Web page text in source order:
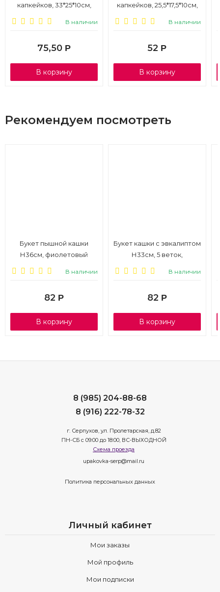
капкейков, 33*25*10см,
В наличии
75,50 Р
В корзину
капкейков, 25,5*17,5*10см,
В наличии
52 Р
В корзину
Рекомендуем посмотреть
Букет пышной кашки
Н36см, фиолетовый
В наличии
82 Р
В корзину
Букет кашки с эвкалиптом
Н33см, 5 веток,
В наличии
82 Р
В корзину
8 (985) 204-88-68
8 (916) 222-78-32
г. Серпухов, ул. Пролетарская, д.82
ПН-СБ с 09:00 до 18:00, ВС-ВЫХОДНОЙ
Схема проезда
upakovka-serp@mail.ru
Политика персональных данных
Личный кабинет
Мои заказы
Мой профиль
Мои подписки